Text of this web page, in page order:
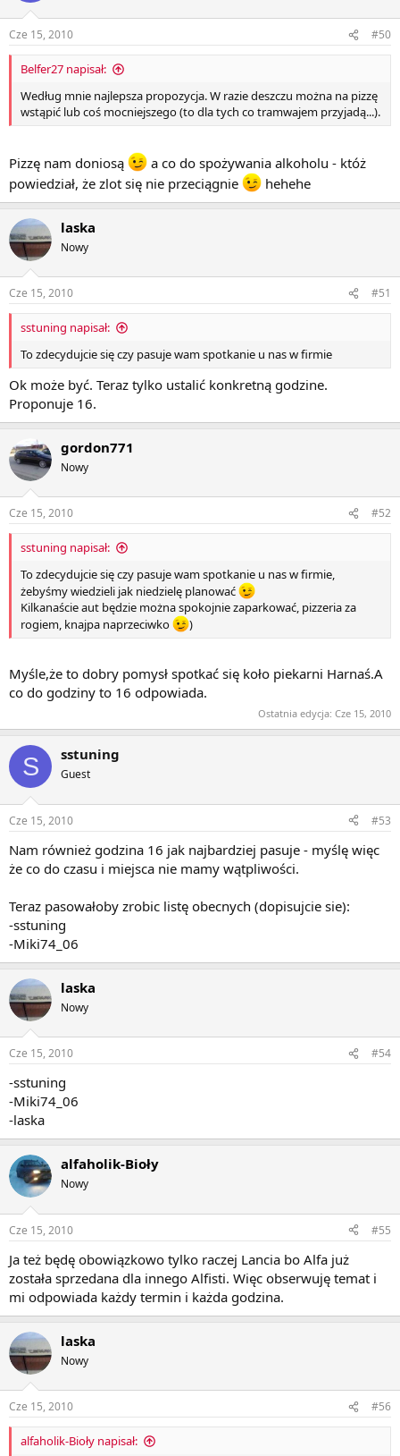
Cze 15, 2010 #50
Belfer27 napisał:
Według mnie najlepsza propozycja. W razie deszczu można na pizzę
wstąpić lub coś mocniejszego (to dla tych co tramwajem przyjadą...).
Pizzę nam doniosą
a co do spożywania alkoholu - któż
powiedział, że zlot się nie przeciągnie
hehehe
laska
Nowy
Cze 15, 2010 #51
sstuning napisał:
To zdecydujcie się czy pasuje wam spotkanie u nas w firmie
Ok może być. Teraz tylko ustalić konkretną godzine.
Proponuje 16.
gordon771
Nowy
Cze 15, 2010 #52
sstuning napisał:
To zdecydujcie się czy pasuje wam spotkanie u nas w firmie,
żebyśmy wiedzieli jak niedzielę planować
Kilkanaście aut będzie można spokojnie zaparkować, pizzeria za
rogiem, knajpa naprzeciwko
)
Myśle,że to dobry pomysł spotkać się koło piekarni Harnaś.A
co do godziny to 16 odpowiada.
Ostatnia edycja: Cze 15, 2010
S sstuning
Guest
Cze 15, 2010 #53
Nam również godzina 16 jak najbardziej pasuje - myślę więc
że co do czasu i miejsca nie mamy wątpliwości.
Teraz pasowałoby zrobic listę obecnych (dopisujcie sie):
-sstuning
-Miki74_06
laska
Nowy
Cze 15, 2010 #54
-sstuning
-Miki74_06
-laska
alfaholik-Bioły
Nowy
Cze 15, 2010 #55
Ja też będę obowiązkowo tylko raczej Lancia bo Alfa już
została sprzedana dla innego Alfisti. Więc obserwuję temat i
mi odpowiada każdy termin i każda godzina.
laska
Nowy
Cze 15, 2010 #56
alfaholik-Bioły napisał: